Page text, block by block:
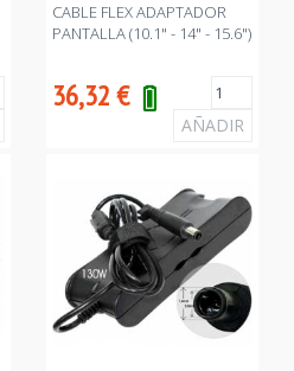
CABLE FLEX ADAPTADOR
PANTALLA (10.1" - 14" - 15.6")
36,32€